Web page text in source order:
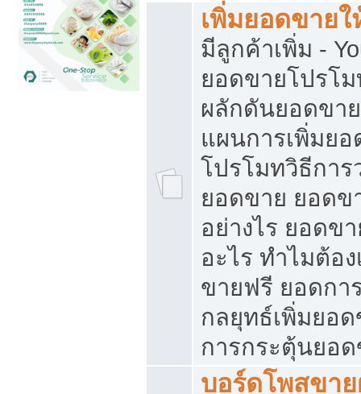
เพิ่มยอดขายใ
มีลูกค้าเพิ่ม -
ยอดขายโปรโ
ผลักดันยอดขา
แผนการเพิ่มย
โปรโมทวิธีการ
ยอดขาย ยอดข
อย่างไร ยอดข
อะไร ทำไมต้อ
ขายฟรี ยอดกา
กลยุทธ์เพิ่มยอ
การกระตุ้นยอ
บอร์ดโพสขา